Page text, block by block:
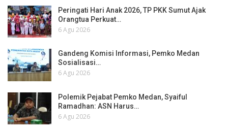
Peringati Hari Anak 2026, TP PKK Sumut Ajak
Orangtua Perkuat…
6 Agu 2026
Gandeng Komisi Informasi, Pemko Medan
Sosialisasi…
6 Agu 2026
Polemik Pejabat Pemko Medan, Syaiful
Ramadhan: ASN Harus…
6 Agu 2026